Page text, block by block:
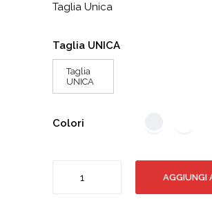
Taglia Unica
Taglia UNICA
Taglia
UNICA
Colori
quantità
AGGIUNGI